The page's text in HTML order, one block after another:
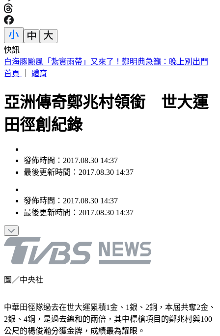
快訊
白海豚颱風「紮實雨帶」又來了！鄭明典急籲：晚上別出門
首頁
體育
亞洲傳奇鄭兆村領銜 世大運
田徑創紀錄
發佈時間：2017.08.30 14:37
最後更新時間：2017.08.30 14:37
發佈時間： 2017.08.30 14:37
最後更新時間： 2017.08.30 14:37
圖／中央社
中華田徑隊過去在世大運累積1金、1銀、2銅，本屆共奪2金、
2銀、4銅，是過去總和的兩倍，其中標槍項目的鄭兆村與100
公尺的楊俊瀚分獲金牌，成績最為耀眼。